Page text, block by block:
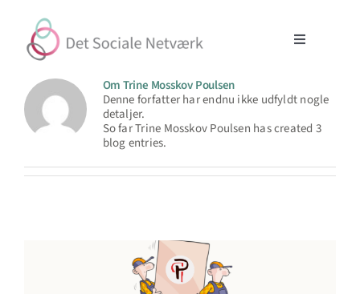
content
Toggle
Initiativer
Partnerskaber
OmTrine Mosskov Poulsen
Denne forfatter har endnu ikke udfyldt nogle
detaljer.
So far Trine Mosskov Poulsen has created 3
blog entries.